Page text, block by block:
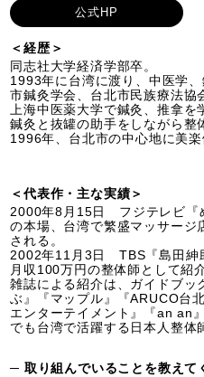
公式HP
＜経歴＞
同志社大学経済学部卒。
1993年に台湾に渡り、中医学
市鍼灸学会、台北市民族療法協
上海中医薬大学で鍼灸、推拿を
鍼灸と抜罐の助手をしながら整
1996年、台北市の中心地に美楽
＜代表作・主な実績＞
2000年8月15日 フジテレビ『
の本場、台湾で繁盛マッサージ
される。
2002年11月3日 TBS『島田紳
月収100万円の整体師として紹
雑誌による紹介は、ガイドブッ
ぶ』『マップル』『ARUCO台
エンターテイメント』『an an
でも台湾で活躍する日本人整体
─ 取り組んでいることを教えて